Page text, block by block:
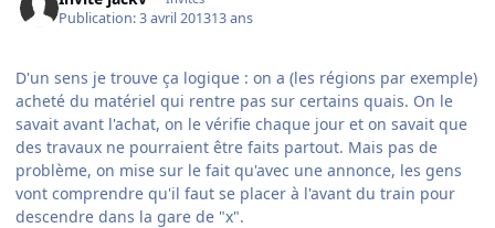
Publication:3 avril 201313 ans
D'un sens je trouve ça logique : on a (les régions par exemple)
acheté du matériel qui rentre pas sur certains quais. On le
savait avant l'achat, on le vérifie chaque jour et on savait que
des travaux ne pourraient être faits partout. Mais pas de
problème, on mise sur le fait qu'avec une annonce, les gens
vont comprendre qu'il faut se placer à l'avant du train pour
descendre dans la gare de "x".